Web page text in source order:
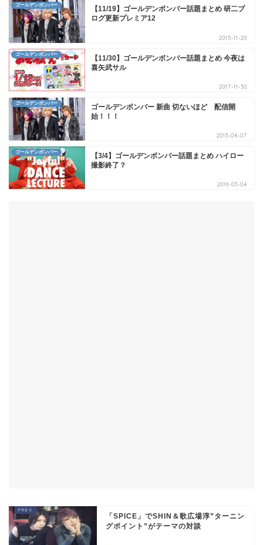
ゴールデンボンバー
【11/19】ゴールデンボンバー話題まとめ 研二ブ
ログ更新プレミア12
2015-11-20
ゴールデンボンバー
【11/30】ゴールデンボンバー話題まとめ 今夜は
喜矢武サル
2017-11-30
ゴールデンボンバー
ゴールデンボンバー 新曲 切ないほど 配信開
始！！！
2013-04-07
ゴールデンボンバー
【3/4】ゴールデンボンバー話題まとめ ハイロー
撮影終了？
2016-03-04
「SPICE」でSHIN＆歌広場淳”ターニン
グポイント”がテーマの対談